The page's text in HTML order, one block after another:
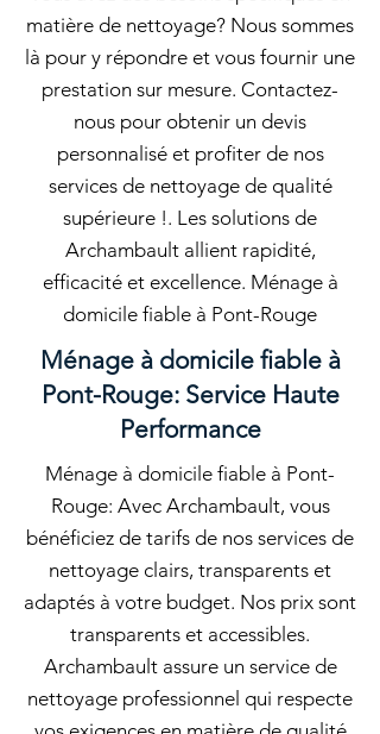
matière de nettoyage? Nous sommes
là pour y répondre et vous fournir une
prestation sur mesure. Contactez-
nous pour obtenir un devis
personnalisé et profiter de nos
services de nettoyage de qualité
supérieure !. Les solutions de
Archambault allient rapidité,
efficacité et excellence. Ménage à
domicile fiable à Pont-Rouge
Ménage à domicile fiable à
Pont-Rouge: Service Haute
Performance
Ménage à domicile fiable à Pont-
Rouge: Avec Archambault, vous
bénéficiez de tarifs de nos services de
nettoyage clairs, transparents et
adaptés à votre budget. Nos prix sont
transparents et accessibles.
Archambault assure un service de
nettoyage professionnel qui respecte